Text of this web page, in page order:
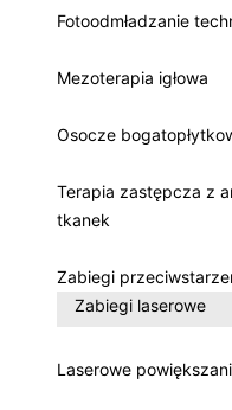
Fotoodmładzanie
Mezoterapia igłowa
Osocze
Terapia zastępcza z
tkanek
Zabiegi
Zabiegi laserowe
Laserowe